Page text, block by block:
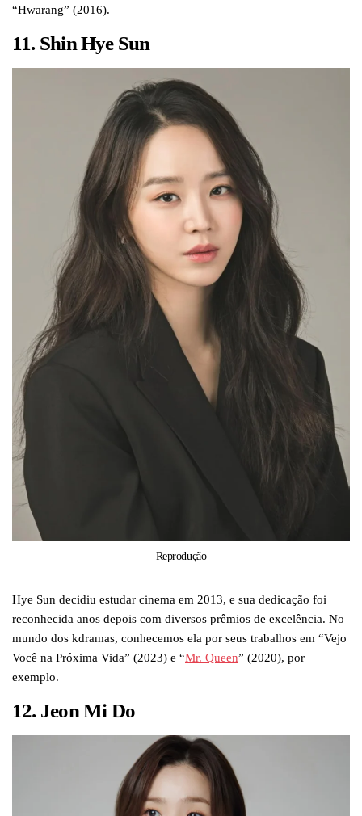
“Hwarang” (2016).
11. Shin Hye Sun
Reprodução
Hye Sun decidiu estudar cinema em 2013, e sua dedicação foi
reconhecida anos depois com diversos prêmios de excelência. No
mundo dos kdramas, conhecemos ela por seus trabalhos em “Vejo
Você na Próxima Vida” (2023) e “Mr. Queen” (2020), por
exemplo.
12. Jeon Mi Do